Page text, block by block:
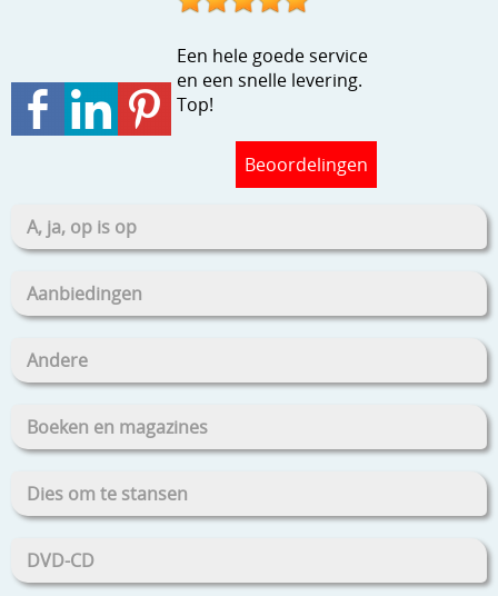
Template, mask, stencils, grids
Wat nog, een creatief kijkjeEen hele goede service
en een snelle levering.
Top!
Beoordelingen
A, ja, op is op
Aanbiedingen
Andere
Boeken en magazines
Dies om te stansen
DVD-CD